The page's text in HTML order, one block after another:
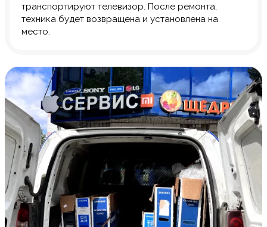
транспортируют телевизор. После ремонта,
техника будет возвращена и установлена на
место.